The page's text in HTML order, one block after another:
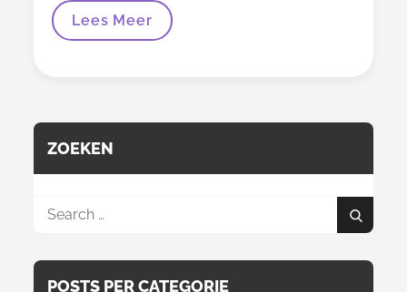
Wikkeldeken:
Aanpassing
Lees Meer
ZOEKEN
Search
Search
POSTS PER CATEGORIE